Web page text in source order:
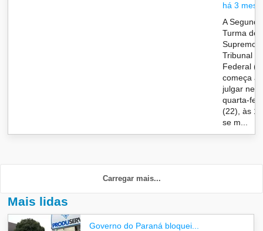
há 3
A Segunda
Turma do
Supremo
Tribunal
Federal
começa a
julgar
quarta-
(22), às
se m...
Carregar mais...
Mais lidas
Governo do Paraná bloquei...